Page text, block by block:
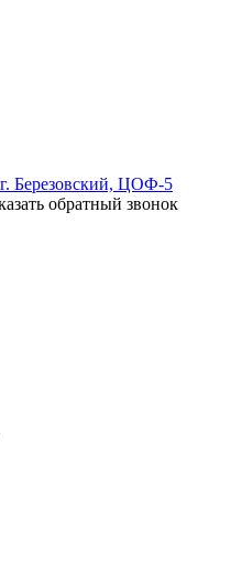
Березовский, ЦОФ-5
обратный звонок